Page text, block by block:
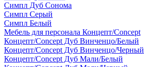
Симпл Дуб Сонома
Симпл Серый
Симпл Белый
Мебель для персонала Концепт/Concept
Концепт/Concept Дуб Винченцо/Белый
Концепт/Concept Дуб Винченцо/Черный
Концепт/Concept Дуб Мали/Белый